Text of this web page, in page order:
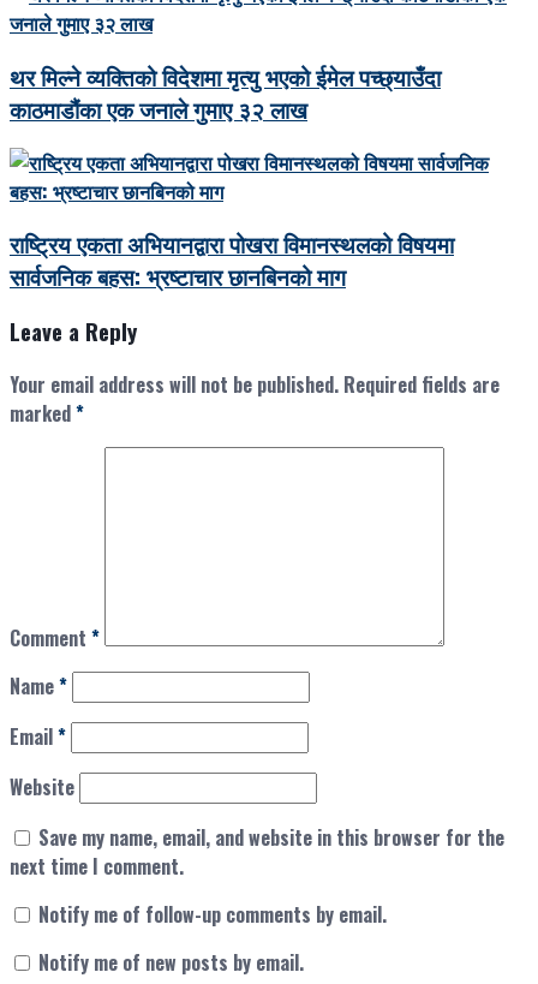
थर मिल्ने व्यक्तिको विदेशमा मृत्यु भएको ईमेल पच्छ्याउँदा
काठमाडौंका एक जनाले गुमाए ३२ लाख
राष्ट्रिय एकता अभियानद्वारा पोखरा विमानस्थलको विषयमा
सार्वजनिक बहस: भ्रष्टाचार छानबिनको माग
Leave a Reply
Your email address will not be published. Required fields are
marked*
Comment *
Name*
Email*
Website
Save my name, email, and website in this browser for the
next time I comment.
Notify me of follow-up comments by email.
Notify me of new posts by email.